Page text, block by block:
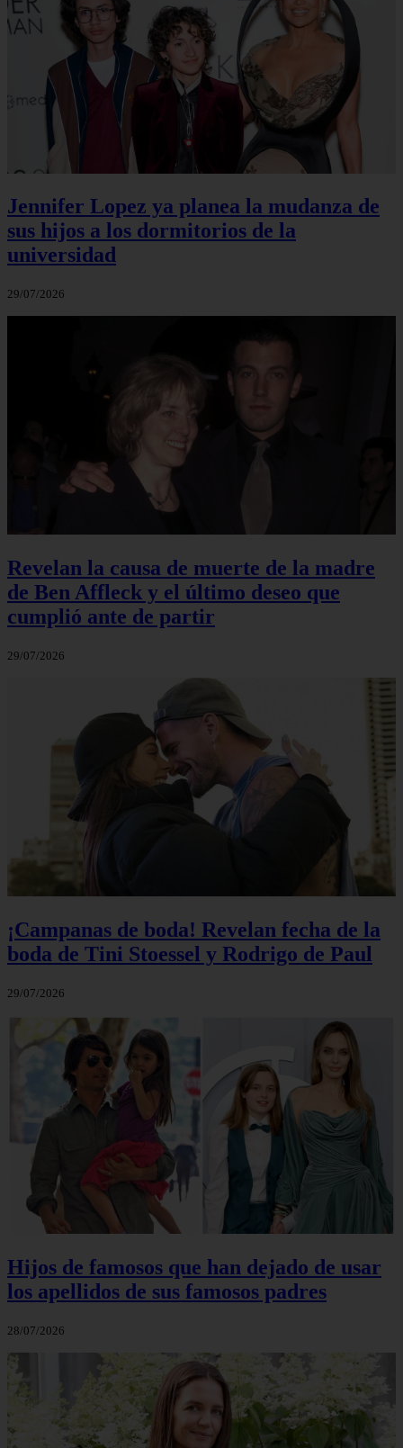
Jennifer Lopez ya planea la mudanza de
sus hijos a los dormitorios de la
universidad
29/07/2026
Revelan la causa de muerte de la madre
de Ben Affleck y el último deseo que
cumplió ante de partir
29/07/2026
¡Campanas de boda! Revelan fecha de la
boda de Tini Stoessel y Rodrigo de Paul
29/07/2026
Hijos de famosos que han dejado de usar
los apellidos de sus famosos padres
28/07/2026